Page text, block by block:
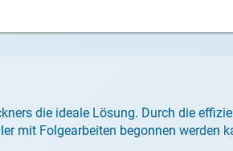
die ideale Lösung. Durch die
mit Folgearbeiten begonnen werden